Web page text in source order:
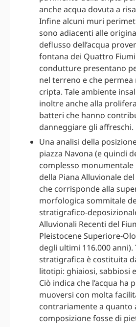
anche acqua dovuta a
Infine alcuni muri
sono adiacenti alle
deflusso dell’acqua
fontana dei Quattro
condutture presentano
nel terreno e che permea
cripta. Tale ambiente
inoltre anche alla
batteri che hanno
danneggiare gli affreschi.
Una analisi della
piazza Navona (e quindi
complesso monumentale
della Piana Alluvionale
che corrisponde alla
morfologica sommitale
stratigrafico-
Alluvionali Recenti del
Pleistocene
degli ultimi 116.000 anni).
stratigrafica è costituita
litotipi: ghiaiosi, sabbiosi
Ciò indica che l’acqua ha
muoversi con molta
contrariamente a quanto
composizione fosse di